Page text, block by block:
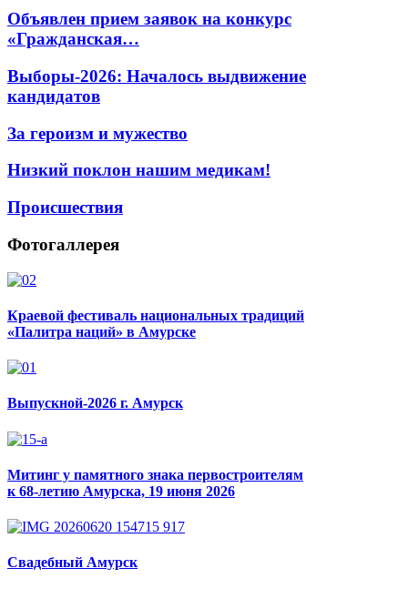
Объявлен прием заявок на конкурс
«Гражданская…
Выборы-2026: Началось выдвижение
кандидатов
За героизм и мужество
Низкий поклон нашим медикам!
Происшествия
Фотогаллерея
Краевой фестиваль национальных традиций
«Палитра наций» в Амурске
Выпускной-2026 г. Амурск
Митинг у памятного знака первостроителям
к 68-летию Амурска, 19 июня 2026
Свадебный Амурск